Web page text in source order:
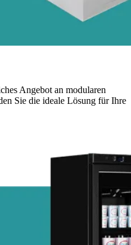
Angebot an modularen
Sie die ideale Lösung für Ihre